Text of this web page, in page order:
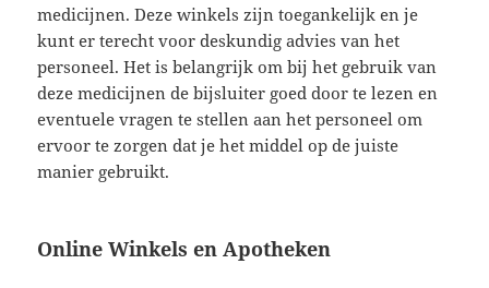
medicijnen. Deze winkels zijn toegankelijk en je
kunt er terecht voor deskundig advies van het
personeel. Het is belangrijk om bij het gebruik van
deze medicijnen de bijsluiter goed door te lezen en
eventuele vragen te stellen aan het personeel om
ervoor te zorgen dat je het middel op de juiste
manier gebruikt.
Online Winkels en Apotheken